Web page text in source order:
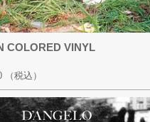
COLORED VINYL
（税込）